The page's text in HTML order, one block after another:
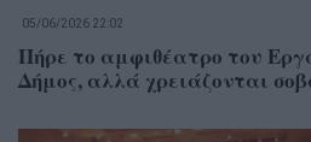
05/06/2026 22:02
Πήρε το αμφιθέατρο του
Δήμος, αλλά χρειάζονται